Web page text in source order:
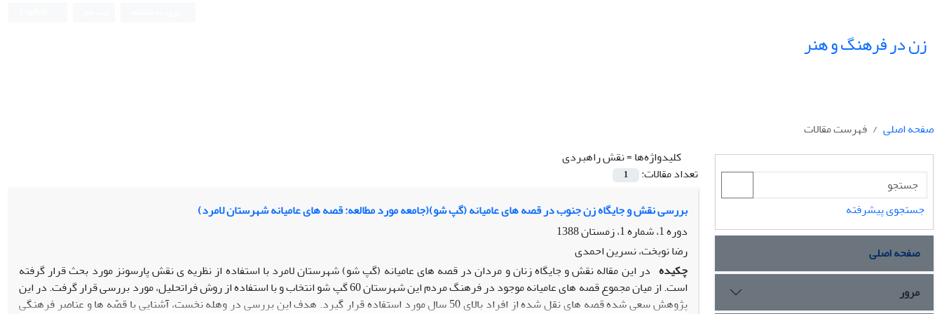
زن در فرهنگ و هنر
صفحه اصلی
فهرست مقالات
کلیدواژه‌ها =نقش راهبردی
تعداد مقالات:
1
بررسی نقش و جایگاه زن جنوب در قصه های عامیانه (گپ شو)(جامعه مورد مطالعه: قصه های عامیانه شهرستان لامرد)
دوره 1، شماره 1، زمستان 1388
رضا نوبخت، نسرین احمدی
چکیده در این مقاله نقش و جایگاه زنان و مردان در قصه های عامیانه (گپ شو) شهرستان لامرد با استفاده از نظریه ی نقش پارسونز مورد بحث قرار گرفته
است. از میان مجموع قصه های عامیانه موجود در فرهنگ مردم این شهرستان 60 گپ شو انتخاب و با استفاده از روش فراتحلیل، مورد بررسی قرار گرفت. در این
پژوهش سعی شده قصه های نقل شده از افراد بالای 50 سال مورد استفاده قرار گیرد. هدف این بررسی در وهله نخست، آشنایی با قصّه ها و عناصر فرهنگی
جستجوی پیشرفته
صفحه اصلی
مرور